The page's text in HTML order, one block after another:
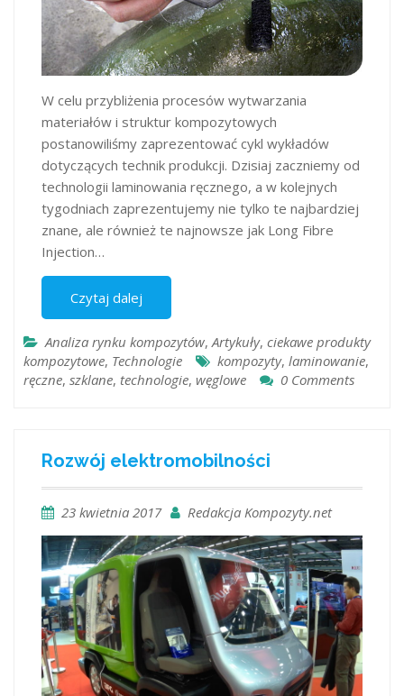
W celu przybliżenia procesów wytwarzania
materiałów i struktur kompozytowych
postanowiliśmy zaprezentować cykl wykładów
dotyczących technik produkcji. Dzisiaj zaczniemy od
technologii laminowania ręcznego, a w kolejnych
tygodniach zaprezentujemy nie tylko te najbardziej
znane, ale również te najnowsze jak Long Fibre
Injection…
Czytaj dalej
Analiza rynku kompozytów,Artykuły, ciekawe produkty
kompozytowe, Technologie kompozyty, laminowanie,
ręczne, szklane, technologie, węglowe 0 Comments
Rozwój elektromobilności
23 kwietnia 2017 Redakcja Kompozyty.net